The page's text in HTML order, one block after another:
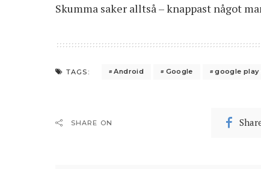
Skumma saker alltså – knappast något
TAGS: Android Google google play
SHARE ON